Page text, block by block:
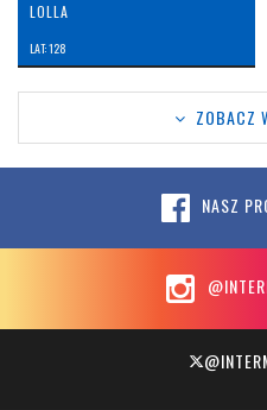
LOLLA
LAT: 128
ZOBACZ
NASZ